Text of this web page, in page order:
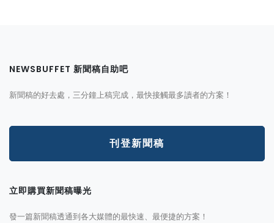
NEWSBUFFET 新聞稿自助吧
新聞稿的好去處，三分鐘上稿完成，最快接觸最多讀者的方案！
刊登新聞稿
立即購買新聞稿曝光
發一篇新聞稿透通到各大媒體的最快速、最便捷的方案！